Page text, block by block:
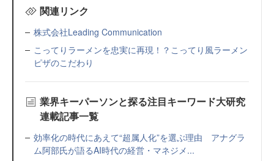
関連リンク
株式会社Leading Communication
こってりラーメンを忠実に再現！？こってり風ラーメン
ピザのこだわり
業界キーパーソンと探る注目キーワード大研究
連載記事一覧
効率化の時代にあえて“超属人化”を選ぶ理由 アナグラ
ム阿部氏が語るAI時代の経営・マネジメ...